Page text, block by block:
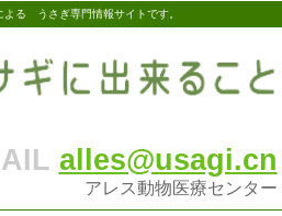
る うさぎ専門情報サイトです。
alles@usagi.cn
アレス動物医療センター